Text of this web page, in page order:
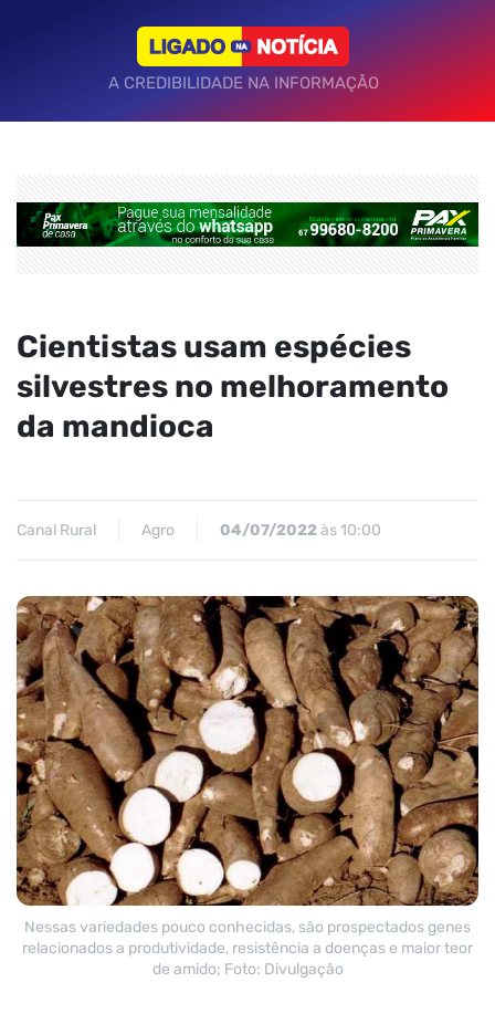
A CREDIBILIDADE NA INFORMAÇÃO
Cientistas usam espécies
silvestres no melhoramento
da mandioca
Canal Rural Agro 04/07/2022às 10:00
Nessas variedades pouco conhecidas, são prospectados genes
relacionados a produtividade, resistência a doenças e maior teor
de amido; Foto: Divulgação